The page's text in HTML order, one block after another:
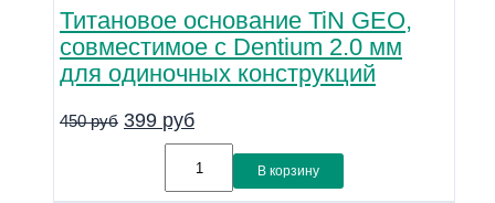
Титановое основание TiN GEO,
совместимое с Dentium 2.0 мм
для одиночных конструкций
450руб 399 руб
В корзину